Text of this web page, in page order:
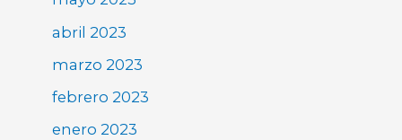
abril 2023
marzo 2023
febrero 2023
enero 2023